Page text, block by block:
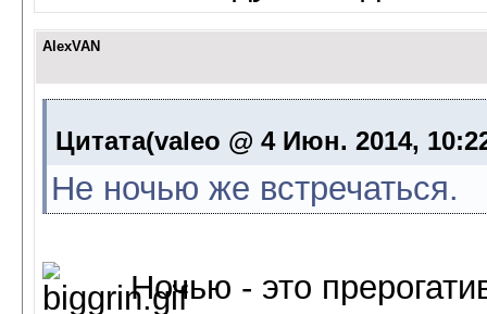
AlexVAN
Цитата(valeo @ 4 Июн. 2014,
Не ночью же встречаться.
Ночью - это